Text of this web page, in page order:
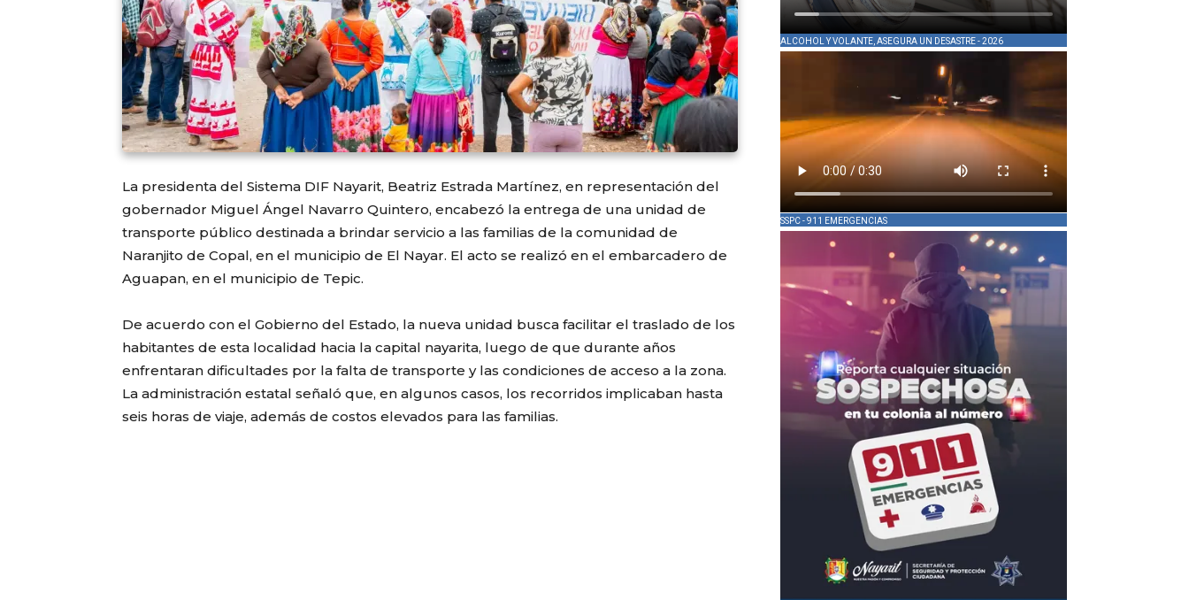
La presidenta del Sistema DIF Nayarit, Beatriz Estrada Martínez, en representación del
gobernador Miguel Ángel Navarro Quintero, encabezó la entrega de una unidad de
transporte público destinada a brindar servicio a las familias de la comunidad de
Naranjito de Copal, en el municipio de El Nayar. El acto se realizó en el embarcadero de
Aguapan, en el municipio de Tepic.
De acuerdo con el Gobierno del Estado, la nueva unidad busca facilitar el traslado de los
habitantes de esta localidad hacia la capital nayarita, luego de que durante años
enfrentaran dificultades por la falta de transporte y las condiciones de acceso a la zona.
La administración estatal señaló que, en algunos casos, los recorridos implicaban hasta
seis horas de viaje, además de costos elevados para las familias.
ALCOHOL Y VOLANTE, ASEGURA UN DESASTRE - 2026
SSPC - 911 EMERGENCIAS